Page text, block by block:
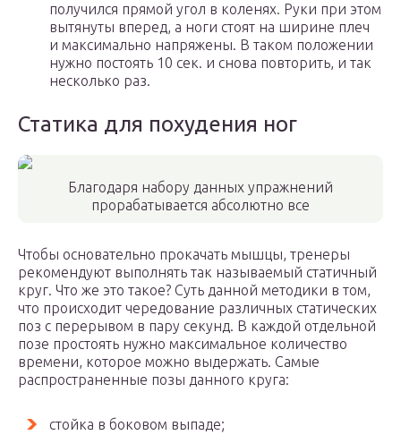
получился прямой угол в коленях. Руки при этом
вытянуты вперед, а ноги стоят на ширине плеч
и максимально напряжены. В таком положении
нужно постоять 10 сек. и снова повторить, и так
несколько раз.
Статика для похудения ног
Благодаря набору данных упражнений
прорабатывается абсолютно все
Чтобы основательно прокачать мышцы, тренеры
рекомендуют выполнять так называемый статичный
круг. Что же это такое? Суть данной методики в том,
что происходит чередование различных статических
поз с перерывом в пару секунд. В каждой отдельной
позе простоять нужно максимальное количество
времени, которое можно выдержать. Самые
распространенные позы данного круга:
стойка в боковом выпаде;